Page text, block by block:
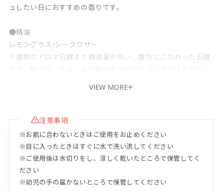
ュしたい日におすすめの香りです。
●精油
レモングラス/シークワサー
※通常のアロマ石鹸より精油量が多い、香りにこだわった石鹸
●使用目安
未開封2年、開封後3ヶ月
●配合成分
石鹸素地（パーム油、ヤシ油、ピュアオリーブ油、マカデミア
VIEW MORE
注意事項
※お肌に合わないときはご使用をお止めください
※目に入ったときはすぐに水で洗い流してください
※ご使用後は水切りをし、涼しく乾いたところで保管してく
ださい
※幼児の手の届かないところで保管してください